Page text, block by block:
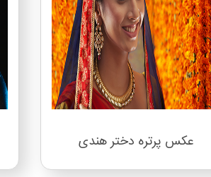
عکس پرتره دختر هندی